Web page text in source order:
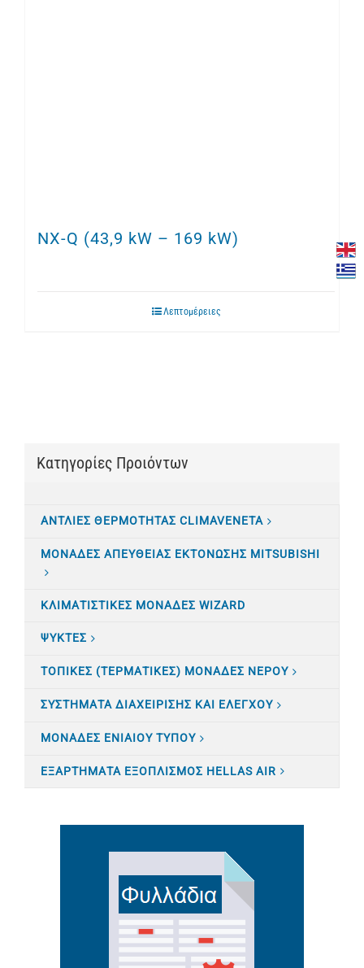
NX-Q (43,9 kW – 169 kW)
Λεπτομέρειες
Κατηγορίες Προιόντων
ΑΝΤΛΙΕΣ ΘΕΡΜΟΤΗΤΑΣ CLIMAVENETA
ΜΟΝΑΔΕΣ ΑΠΕΥΘΕΙΑΣ ΕΚΤΟΝΩΣΗΣ MITSUBISHI
ΚΛΙΜΑΤΙΣTΙΚΕΣ ΜΟΝΑΔΕΣ WIZARD
ΨΥΚΤΕΣ
ΤΟΠΙΚΕΣ (ΤΕΡΜΑΤΙΚΕΣ) ΜΟΝΑΔΕΣ ΝΕΡΟΥ
ΣΥΣΤΗΜΑΤΑ ΔΙΑΧΕΙΡΙΣΗΣ ΚΑΙ ΕΛΕΓΧΟΥ
ΜΟΝΑΔΕΣ ΕΝΙΑΙΟΥ ΤΥΠΟΥ
ΕΞΑΡΤΗΜΑΤΑ ΕΞΟΠΛΙΣΜΟΣ HELLAS AIR